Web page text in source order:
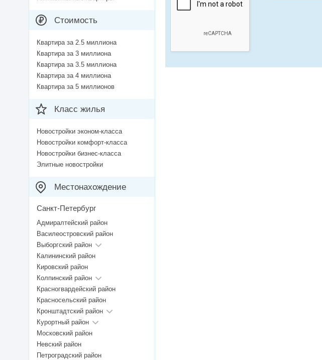
Стоимость
Квартира за 2.5 миллиона
Квартира за 3 миллиона
Квартира за 3.5 миллиона
Квартира за 4 миллиона
Квартира за 5 миллионов
Класс жилья
Новостройки эконом-класса
Новостройки комфорт-класса
Новостройки бизнес-класса
Элитные новостройки
Местонахождение
Санкт-Петербург
Адмиралтейский район
Василеостровский район
Выборгский район
Калининский район
Кировский район
Колпинский район
Красногвардейский район
Красносельский район
Кронштадтский район
Курортный район
Московский район
Невский район
Петроградский район